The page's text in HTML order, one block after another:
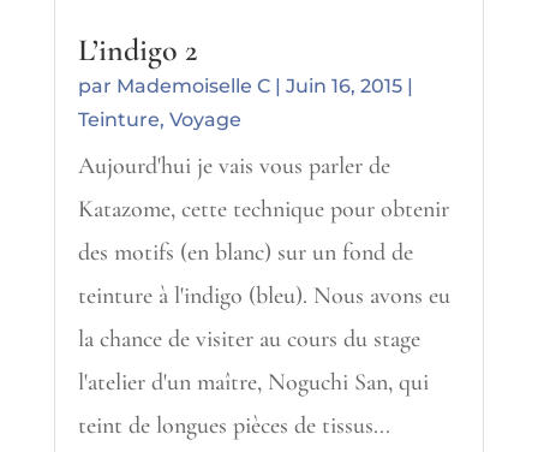
L’indigo 2
par Mademoiselle C| Juin 16, 2015|
Teinture, Voyage
Aujourd'hui je vais vous parler de
Katazome, cette technique pour obtenir
des motifs (en blanc) sur un fond de
teinture à l'indigo (bleu). Nous avons eu
la chance de visiter au cours du stage
l'atelier d'un maître, Noguchi San, qui
teint de longues pièces de tissus...